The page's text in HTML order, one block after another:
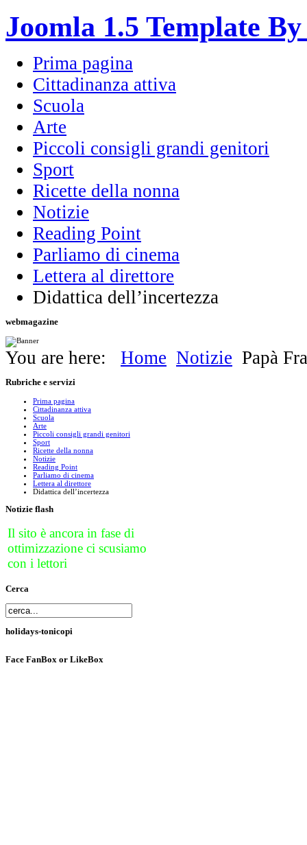
Joomla 1.5 Template
Prima pagina
Cittadinanza attiva
Scuola
Arte
Piccoli consigli grandi genitori
Sport
Ricette della nonna
Notizie
Reading Point
Parliamo di cinema
Lettera al direttore
Didattica dell’incertezza
webmagazine
You are here: Home Notizie Papà
Rubriche e servizi
Prima pagina
Cittadinanza attiva
Scuola
Arte
Piccoli consigli grandi genitori
Sport
Ricette della nonna
Notizie
Reading Point
Parliamo di cinema
Lettera al direttore
Didattica dell’incertezza
Notizie flash
Il sito è ancora in fase di
ottimizzazione ci scusiamo
con i lettori
Cerca
holidays-tonicopi
Face FanBox or LikeBox